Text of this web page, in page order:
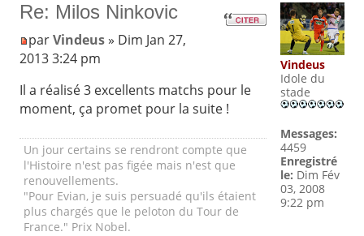
Re: Milos Ninkovic
parVindeus» Dim Jan 27,
2013 3:24 pm
Il a réalisé 3 excellents matchs pour le
moment, ça promet pour la suite !
Un jour certains se rendront compte que
l'Histoire n'est pas figée mais n'est que
renouvellements.
"Pour Evian, je suis persuadé qu'ils étaient
plus chargés que le peloton du Tour de
France." Prix Nobel.
Vindeus
Idole du
stade
Messages:
4459
Enregistré
le: Dim Fév
03, 2008
9:22 pm